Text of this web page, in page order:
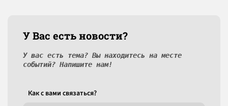
У Вас есть новости?
У вас есть тема? Вы находитесь на месте
событий? Напишите нам!
Как c вами связаться?